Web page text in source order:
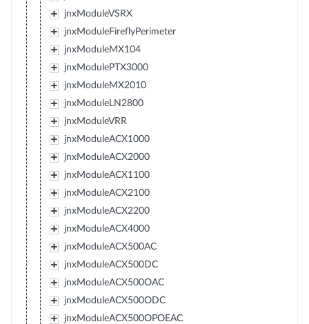
jnxModuleVSRX
jnxModuleFireflyPerimeter
jnxModuleMX104
jnxModulePTX3000
jnxModuleMX2010
jnxModuleLN2800
jnxModuleVRR
jnxModuleACX1000
jnxModuleACX2000
jnxModuleACX1100
jnxModuleACX2100
jnxModuleACX2200
jnxModuleACX4000
jnxModuleACX500AC
jnxModuleACX500DC
jnxModuleACX500OAC
jnxModuleACX500ODC
jnxModuleACX500OPOEAC